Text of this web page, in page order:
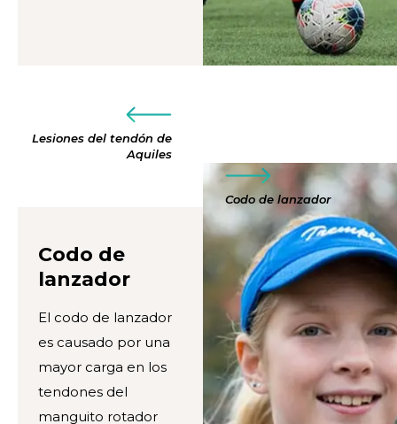
Lesiones del tendón de
Aquiles
Codo de lanzador
Codo de
lanzador
El codo de lanzador
es causado por una
mayor carga en los
tendones del
manguito rotador